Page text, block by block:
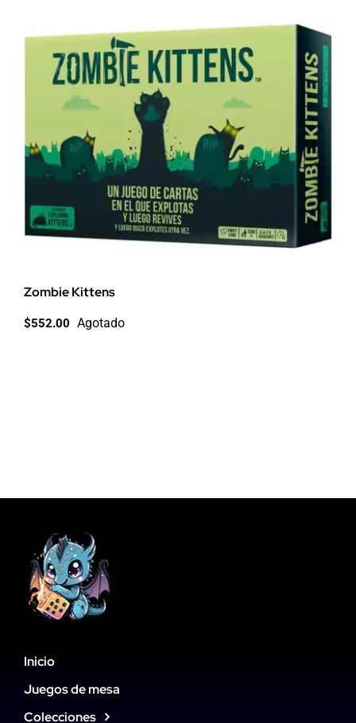
Zombie Kittens
$552.00 Agotado
Inicio
Juegos de mesa
Colecciones